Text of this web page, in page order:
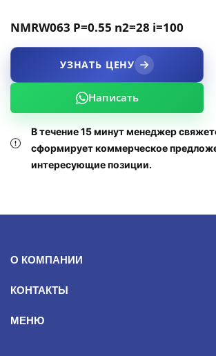
NMRW063 P=0.55 n2=28 i=100
УЗНАТЬ ЦЕНУ
Написать
В течение 15 минут менеджер
сформирует коммерческое
интересующие позиции.
О КОМПАНИИ
КОНТАКТЫ
МЕНЮ